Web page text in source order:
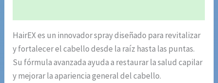
HairEX es un innovador spray diseñado para revitalizar
y fortalecer el cabello desde la raíz hasta las puntas.
Su fórmula avanzada ayuda a restaurar la salud capilar
y mejorar la apariencia general del cabello.